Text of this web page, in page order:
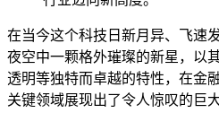
在当今这个科技日新月异、飞速
夜空中一颗格外璀璨的新星，以
透明等独特而卓越的特性，在金
关键领域展现出了令人惊叹的巨